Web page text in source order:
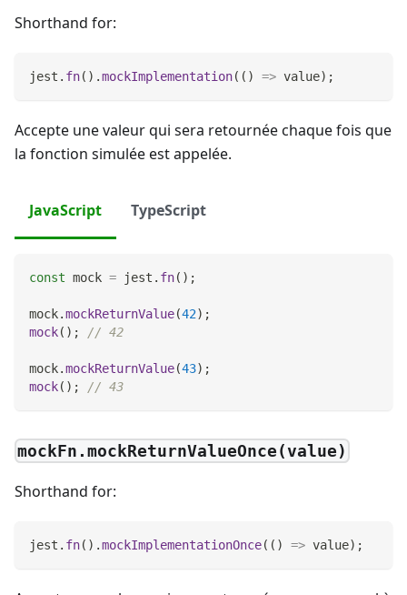
Shorthand for:
jest . fn( ) .mockImplementation( ( ) => value) ;
Accepte une valeur qui sera retournée chaque fois que
la fonction simulée est appelée.
JavaScript TypeScript
const mock = jest . fn( ) ;
mock.mockReturnValue(42) ;
mock( ) ; // 42
mock.mockReturnValue(43) ;
mock( ) ; // 43
mockFn.mockReturnValueOnce(value)
Shorthand for:
jest . fn( ) .mockImplementationOnce( ( ) => value) ;